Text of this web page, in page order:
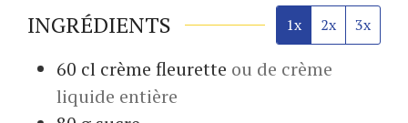
INGRÉDIENTS 1x 2x 3x
60 cl crème fleurette ou de crème
liquide entière